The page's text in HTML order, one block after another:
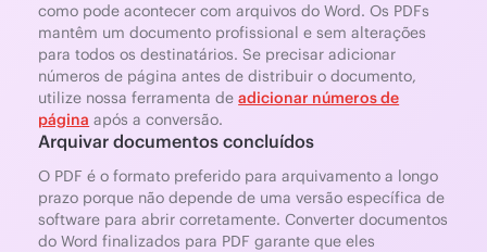
como pode acontecer com arquivos do Word. Os PDFs
mantêm um documento profissional e sem alterações
para todos os destinatários. Se precisar adicionar
números de página antes de distribuir o documento,
utilize nossa ferramenta deadicionar números de
página após a conversão.
Arquivar documentos concluídos
O PDF é o formato preferido para arquivamento a longo
prazo porque não depende de uma versão específica de
software para abrir corretamente. Converter documentos
do Word finalizados para PDF garante que eles